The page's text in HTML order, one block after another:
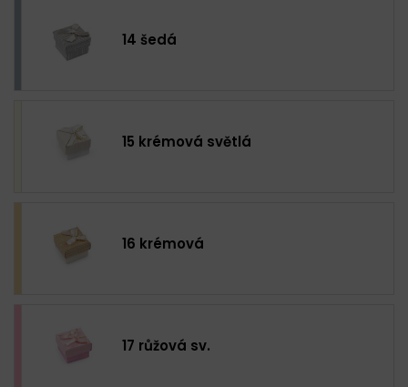
14 šedá
15 krémová světlá
16 krémová
17 růžová sv.